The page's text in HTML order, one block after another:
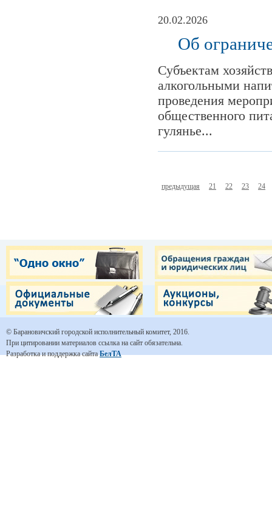
20.02.2026
Об
Субъектам
алкогольными
проведения
общественного
гулянье...
предыдущая 21 22 23 24
© Барановичский городской исполнительный комитет, 2016.
При цитировании материалов ссылка на сайт обязательна.
Разработка и поддержка сайтаБелТА